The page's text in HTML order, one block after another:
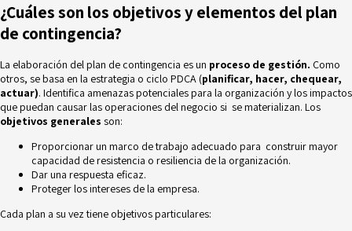
¿Cuáles son los objetivos y elementos del plan
de contingencia?
La elaboración del plan de contingencia es un proceso de gestión. Como
otros, se basa en la estrategia o ciclo PDCA (planificar, hacer, chequear,
actuar). Identifica amenazas potenciales para la organización y los impactos
que puedan causar las operaciones del negocio si se materializan. Los
objetivos generales son:
Proporcionar un marco de trabajo adecuado para construir mayor
capacidad de resistencia o resiliencia de la organización.
Dar una respuesta eficaz.
Proteger los intereses de la empresa.
Cada plan a su vez tiene objetivos particulares: